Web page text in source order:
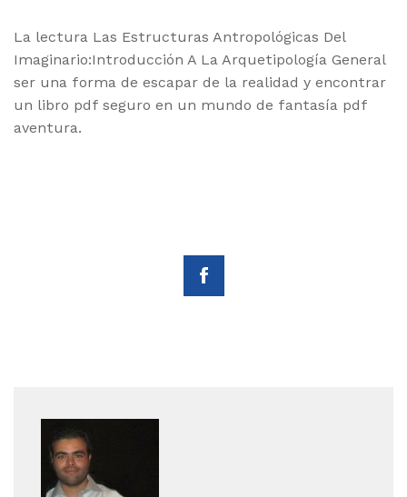
La lectura Las Estructuras Antropológicas Del
Imaginario:Introducción A La Arquetipología General
ser una forma de escapar de la realidad y encontrar
un libro pdf seguro en un mundo de fantasía pdf
aventura.